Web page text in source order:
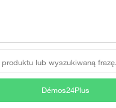
Démos24Plus